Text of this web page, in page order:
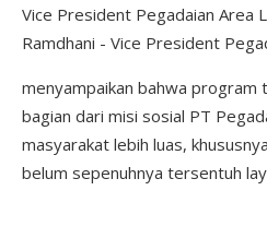
Vice President Pegadaian Area
Ramdhani - Vice President
menyampaikan bahwa program
bagian dari misi sosial PT
masyarakat lebih luas,
belum sepenuhnya tersentuh